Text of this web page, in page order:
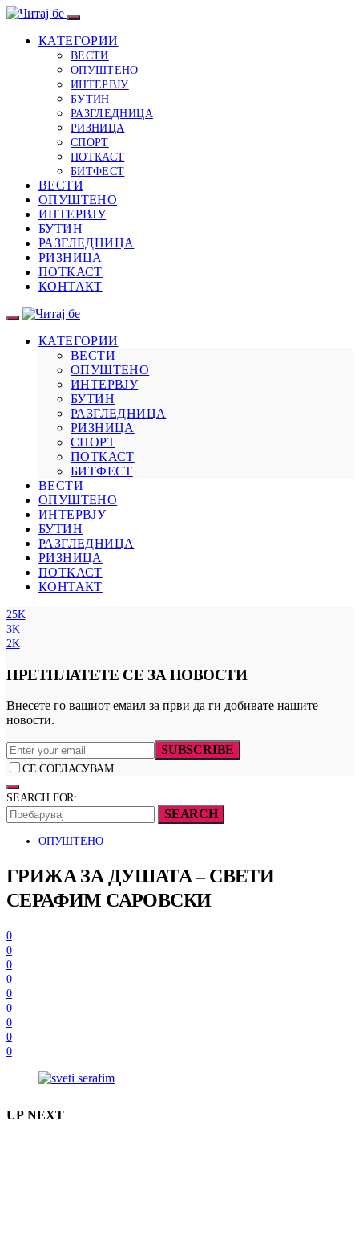
КАТЕГОРИИ
ВЕСТИ
ОПУШТЕНО
ИНТЕРВЈУ
БУТИН
РАЗГЛЕДНИЦА
РИЗНИЦА
СПОРТ
ПОТКАСТ
БИТФЕСТ
ВЕСТИ
ОПУШТЕНО
ИНТЕРВЈУ
БУТИН
РАЗГЛЕДНИЦА
РИЗНИЦА
ПОТКАСТ
КОНТАКТ
КАТЕГОРИИ
ВЕСТИ
ОПУШТЕНО
ИНТЕРВЈУ
БУТИН
РАЗГЛЕДНИЦА
РИЗНИЦА
СПОРТ
ПОТКАСТ
БИТФЕСТ
ВЕСТИ
ОПУШТЕНО
ИНТЕРВЈУ
БУТИН
РАЗГЛЕДНИЦА
РИЗНИЦА
ПОТКАСТ
КОНТАКТ
25K
3K
2K
ПРЕТПЛАТЕТЕ СЕ ЗА НОВОСТИ
Внесете го вашиот емаил за први да ги добивате нашите
новости.
SUBSCRIBE
СЕ СОГЛАСУВАМ
SEARCH FOR:
SEARCH
ОПУШТЕНО
ГРИЖА ЗА ДУШАТА – СВЕТИ
СЕРАФИМ САРОВСКИ
0
0
0
0
0
0
0
0
0
UP NEXT